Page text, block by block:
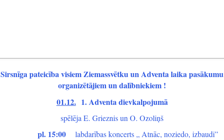
Sirsnīga pateicība visiem Ziemassvētku un Adventa laika pasākumu
organizētājiem un dalībniekiem !
01.12. 1. Adventa dievkalpojumā
spēlēja E. Grieznis un O. Ozoliņš
pl. 15:00
labdarības koncerts „ Atnāc, noziedo, izbaudi”